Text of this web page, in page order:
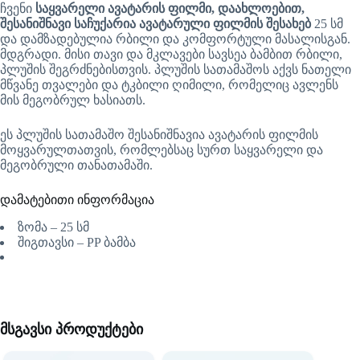
ჩვენი საყვარელი ავატარის ფილმი, დაახლოებით,
შესანიშნავი საჩუქარია ავატარული ფილმის შესახებ25 სმ
და დამზადებულია რბილი და კომფორტული მასალისგან.
მდგრადი. მისი თავი და მკლავები სავსეა ბამბით რბილი,
პლუშის შეგრძნებისთვის. პლუშის სათამაშოს აქვს ნათელი
მწვანე თვალები და ტკბილი ღიმილი, რომელიც ავლენს
მის მეგობრულ ხასიათს.
ეს პლუშის სათამაშო შესანიშნავია ავატარის ფილმის
მოყვარულთათვის, რომლებსაც სურთ საყვარელი და
მეგობრული თანათამაში.
დამატებითი ინფორმაცია
ზომა – 25 სმ
შიგთავსი – PP ბამბა
მსგავსი პროდუქტები